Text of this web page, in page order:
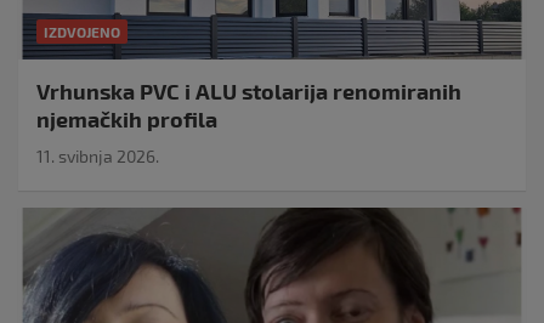
IZDVOJENO
Vrhunska PVC i ALU stolarija renomiranih
njemačkih profila
11. svibnja 2026.